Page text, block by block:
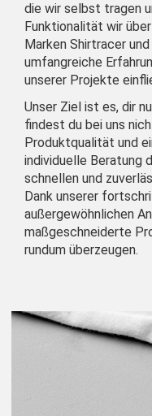
die wir selbst tragen
Funktionalität wir
Marken Shirtracer
umfangreiche
unserer Projekte
Unser Ziel ist es, dir
findest du bei uns
Produktqualität und
individuelle Beratung
schnellen und
Dank unserer
außergewöhnlichen
maßgeschneiderte
rundum überzeugen.